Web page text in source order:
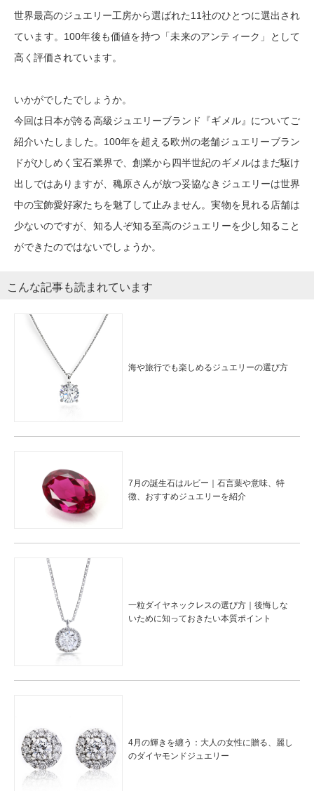
世界最高のジュエリー工房から選ばれた11社のひとつに選出され
ています。100年後も価値を持つ「未来のアンティーク」として
高く評価されています。
いかがでしたでしょうか。
今回は日本が誇る高級ジュエリーブランド『ギメル』についてご
紹介いたしました。100年を超える欧州の老舗ジュエリーブラン
ドがひしめく宝石業界で、創業から四半世紀のギメルはまだ駆け
出しではありますが、穐原さんが放つ妥協なきジュエリーは世界
中の宝飾愛好家たちを魅了して止みません。実物を見れる店舗は
少ないのですが、知る人ぞ知る至高のジュエリーを少し知ること
ができたのではないでしょうか。
こんな記事も読まれています
海や旅行でも楽しめるジュエリーの選び方
7月の誕生石はルビー｜石言葉や意味、特
徴、おすすめジュエリーを紹介
一粒ダイヤネックレスの選び方｜後悔しな
いために知っておきたい本質ポイント
4月の輝きを纏う：大人の女性に贈る、麗し
のダイヤモンドジュエリー